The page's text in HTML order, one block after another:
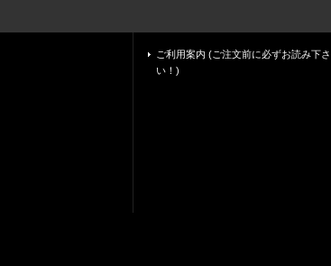
ご利用案内 (ご注文前に必ずお読み下さ
い！)